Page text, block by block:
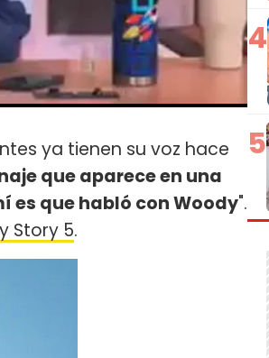
ya tienen su voz hace
que aparece en una
que habló con Woody".
Story 5.
4
5